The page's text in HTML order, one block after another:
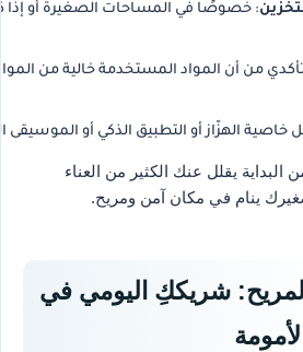
: خصوصًا في المساحات الصغيرة أو
من أن المواد المستخدمة خالية من
خاصية الهزّاز أو التطبيق الذكي أو
البداية يقلل عنك الكثير من العناء
ينام في مكان آمن ومريح.
شريككِ اليومي في